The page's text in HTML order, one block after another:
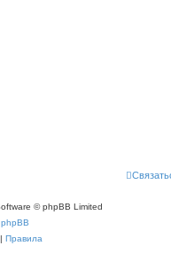
© phpBB Limited
| Правила